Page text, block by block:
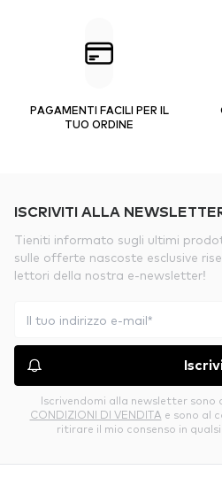
PAGAMENTI FACILI PER IL
TUO ORDINE
ISCRIVITI ALLA
Tieniti informato sugli ultimi
sulle offerte nascoste esclusive
lettori della nostra e-newsletter!
Iscrivendomi alla newsletter sono
CONDIZIONI DI VENDITA e sono al
ritirare il mio consenso in